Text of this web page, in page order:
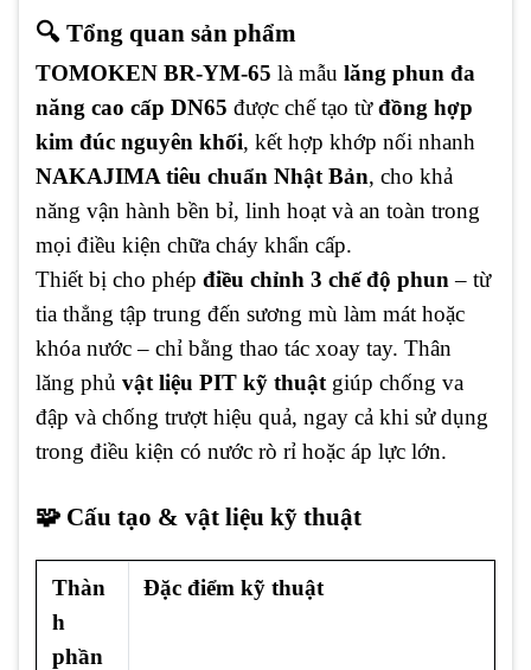
🔍 Tổng quan sản phẩm
TOMOKEN BR-YM-65 là mẫu lăng phun đa
năng cao cấp DN65 được chế tạo từđồng hợp
kim đúc nguyên khối, kết hợp khớp nối nhanh
NAKAJIMA tiêu chuẩn Nhật Bản, cho khả
năng vận hành bền bỉ, linh hoạt và an toàn trong
mọi điều kiện chữa cháy khẩn cấp.
Thiết bị cho phép điều chỉnh 3 chế độ phun – từ
tia thẳng tập trung đến sương mù làm mát hoặc
khóa nước – chỉ bằng thao tác xoay tay. Thân
lăng phủ vật liệu PIT kỹ thuật giúp chống va
đập và chống trượt hiệu quả, ngay cả khi sử dụng
trong điều kiện có nước rò rỉ hoặc áp lực lớn.
🧩 Cấu tạo & vật liệu kỹ thuật
Thàn
h
phần
Đặc điểm kỹ thuật